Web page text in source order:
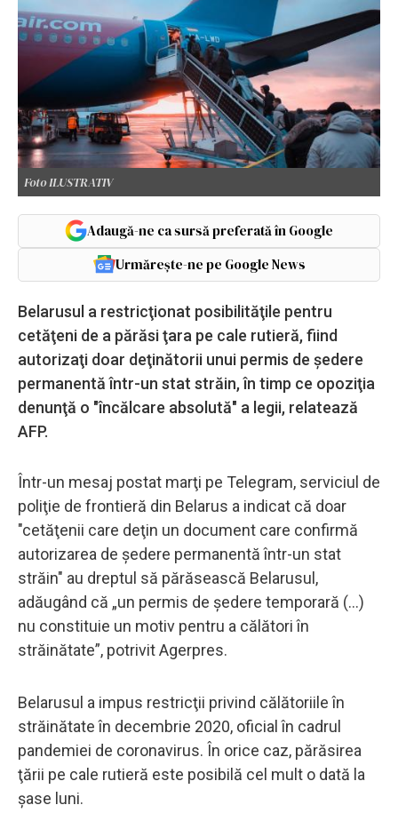
Foto ILUSTRATIV
Adaugă-ne ca sursă preferată în Google
Urmărește-ne pe Google News
Belarusul a restricţionat posibilităţile pentru
cetăţeni de a părăsi ţara pe cale rutieră, fiind
autorizaţi doar deţinătorii unui permis de şedere
permanentă într-un stat străin, în timp ce opoziţia
denunţă o ″încălcare absolută″⁣ a legii, relatează
AFP.
Într-un mesaj postat marţi pe Telegram, serviciul de
poliţie de frontieră din Belarus a indicat că doar
″cetăţenii care deţin un document care confirmă
autorizarea de şedere permanentă într-un stat
străin″⁣ au dreptul să părăsească Belarusul,
adăugând că „⁣un permis de şedere temporară (...)
nu constituie un motiv pentru a călători în
străinătate”⁣, potrivit Agerpres.
Belarusul a impus restricţii privind călătoriile în
străinătate în decembrie 2020, oficial în cadrul
pandemiei de coronavirus. În orice caz, părăsirea
ţării pe cale rutieră este posibilă cel mult o dată la
şase luni.